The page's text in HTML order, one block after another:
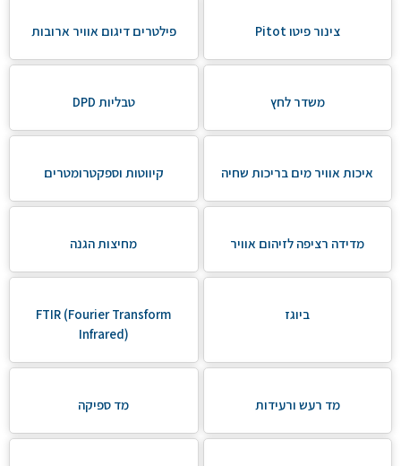
צינור פיטו Pitot פילטרים דיגום אוויר ארובות
משדר לחץ טבליות DPD
איכות אוויר מים בריכות שחיה קיווטות וספקטרומטרים
מדידה רציפה לזיהום אוויר מחיצות הגנה
ביוגז
FTIR (Fourier Transform
Infrared)
מד רעש ורעידות מד ספיקה